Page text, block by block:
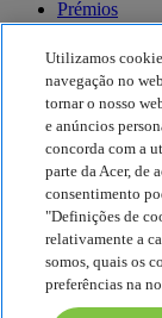
Prémios
Eventos
Sustentabilidade
Sustentabilidade
Pegada de
Project
Earthion
Política de
Política de cookies
Aviso legal
Utilizamos
navegação no
tornar o nosso
e anúncios
concorda com a
parte da Acer, de
consentimento
"Definições de
relativamente a
somos, quais os
preferências na